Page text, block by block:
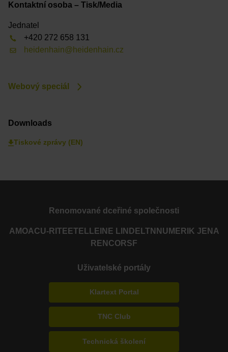
Kontaktní osoba – Tisk/Media
Jednatel
+420 272 658 131
heidenhain@heidenhain.cz
Webový speciál
Downloads
Tiskové zprávy (EN)
Renomované dceřiné společnosti
AMOACU-RITE ETEL LEINE LINDE LTN NUMERIK JENA
RENCORSF
Uživatelské portály
Klartext Portal
TNC Club
Technická školení